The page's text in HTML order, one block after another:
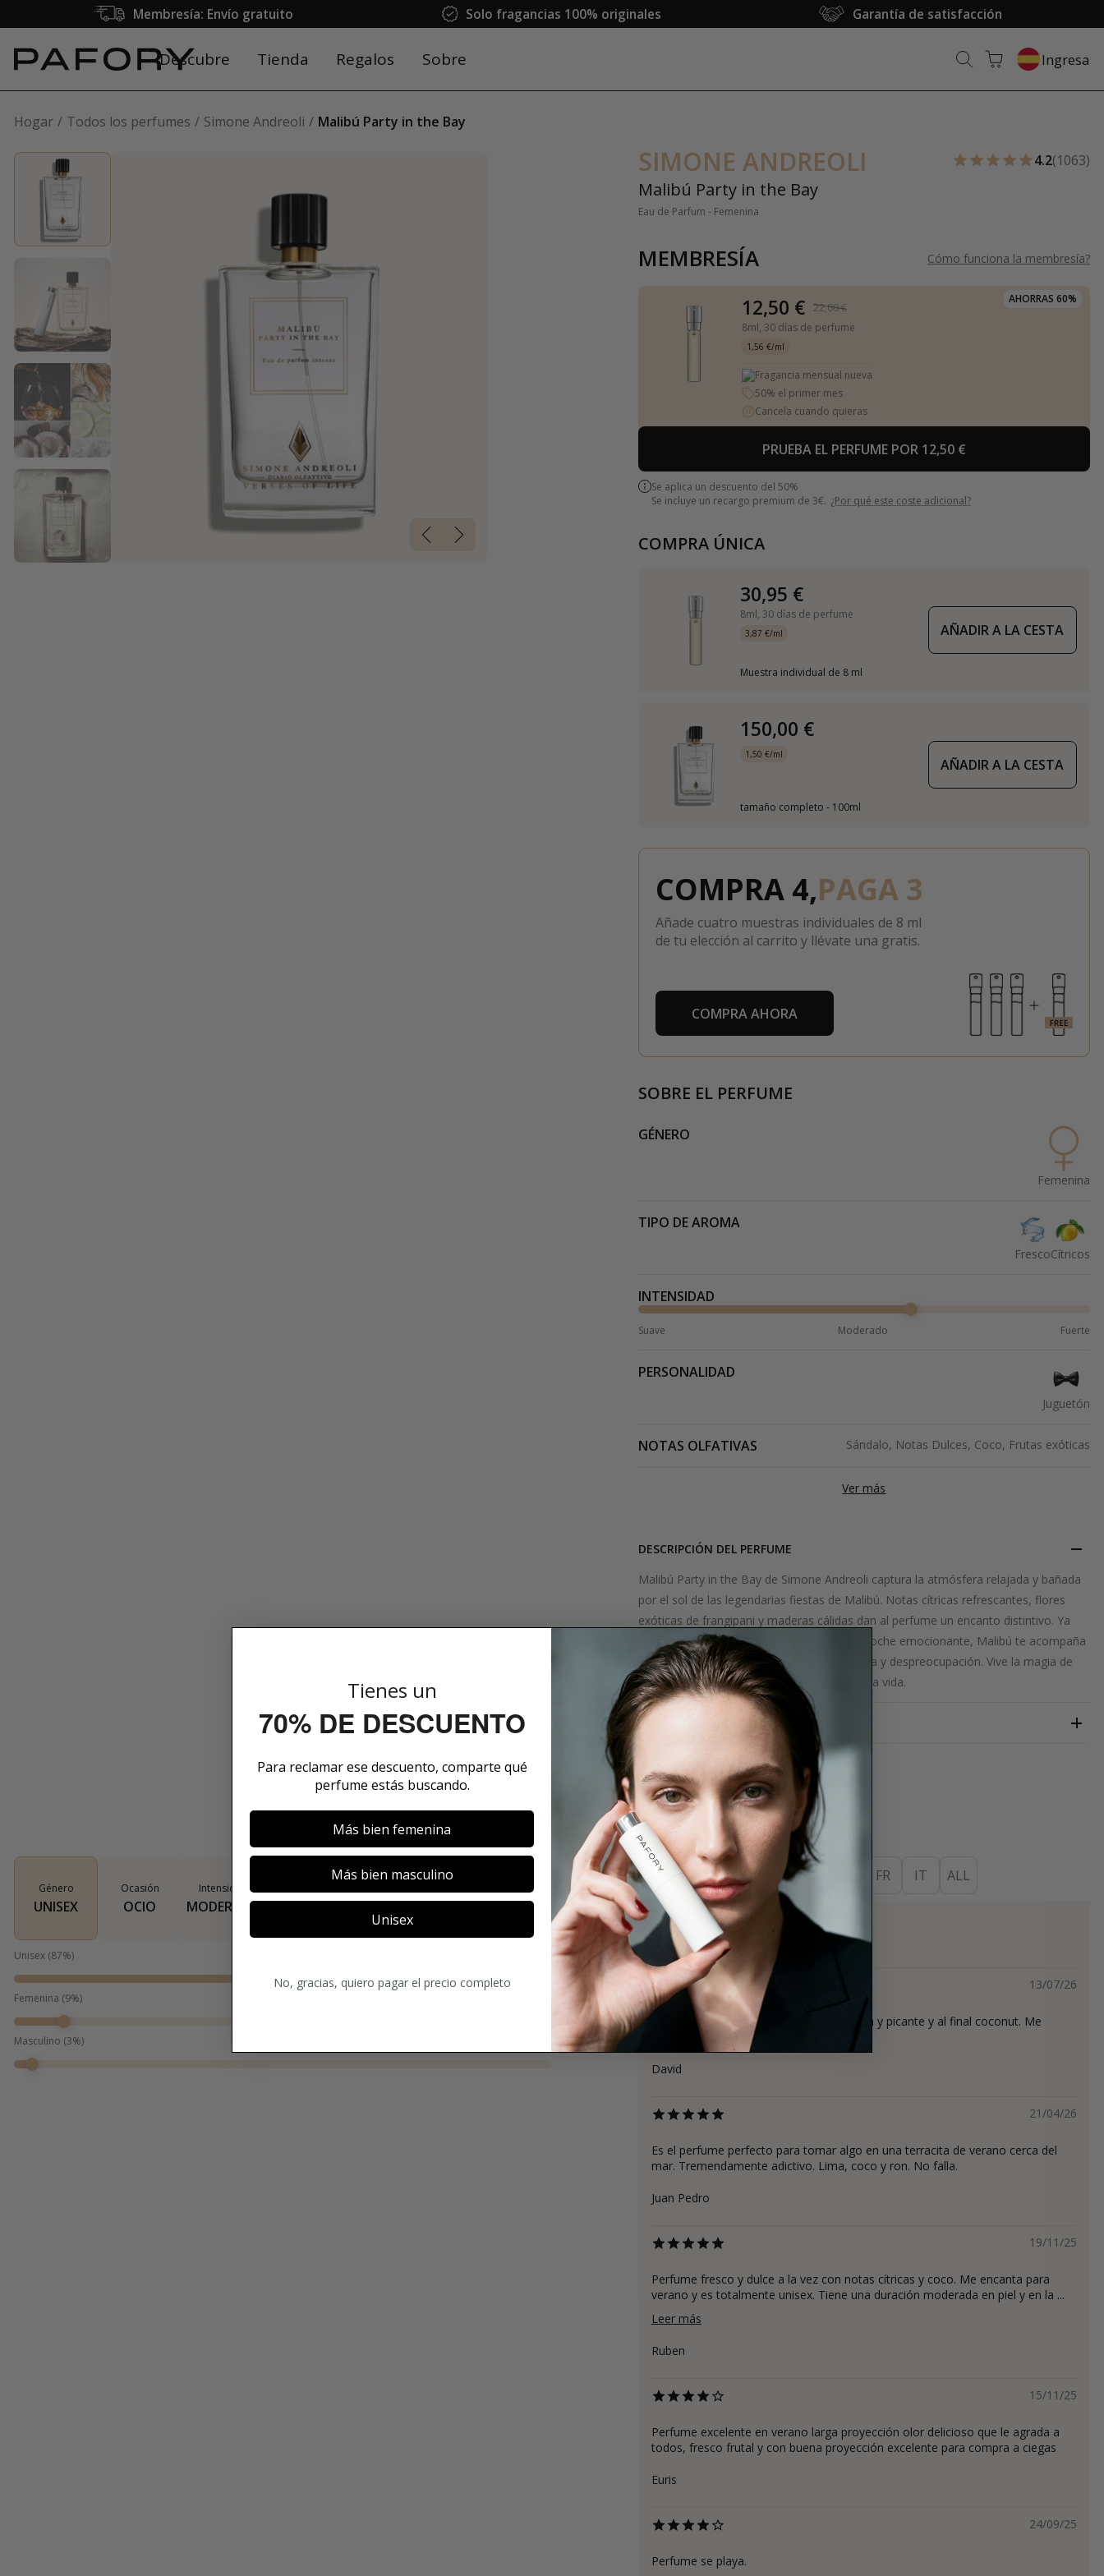
Membresía: Envío gratuito Solo fragancias 100% originales Garantía de satisfacción
Descubre Tienda Regalos Sobre Ingresa
Hogar Todos los perfumes Simone Andreoli Malibú Party in the Bay
SIMONE ANDREOLI
Malibú Party in the Bay
Eau de Parfum - Femenina
4.2(1063)
MEMBRESÍA Cómo funciona la membresía?
AHORRAS 60%
12,50 €
22,00 €
8ml, 30 días de perfume
1,56 €/ml
Fragancia mensual nueva
50% el primer mes
Cancela cuando quieras
PRUEBA EL PERFUME POR 12,50 €
Se aplica un descuento del 50%
Se incluye un recargo premium de 3€. ¿Por qué este coste adicional?
COMPRA ÚNICA
30,95 €
8ml, 30 días de perfume
3,87 €/ml
Muestra individual de 8 ml
AÑADIR A LA CESTA
150,00 €
1,50 €/ml
tamaño completo - 100ml
AÑADIR A LA CESTA
COMPRA 4,PAGA 3
Añade cuatro muestras individuales de 8 ml
de tu elección al carrito y llévate una gratis.
COMPRA AHORA
SOBRE EL PERFUME
GÉNERO
Femenina
TIPO DE AROMA
FrescoCítricos
INTENSIDAD
Suave Moderado Fuerte
PERSONALIDAD
Juguetón
NOTAS OLFATIVAS Sándalo, Notas Dulces, Coco, Frutas exóticas
Ver más
DESCRIPCIÓN DEL PERFUME
Malibú Party in the Bay de Simone Andreoli captura la atmósfera relajada y bañada
por el sol de las legendarias fiestas de Malibú. Notas cítricas refrescantes, flores
exóticas de frangipani y maderas cálidas dan al perfume un encanto distintivo. Ya
sea para un día relajado en la playa o una noche emocionante, Malibú te acompaña
con estilo, otorgándote una aura de frescura y despreocupación. Vive la magia de
las "Fiestas en la Bahía" - una oda a la buena vida.
SOBRE LA MARCA SIMONE ANDREOLI
COMENTARIOS
Género
UNISEX
Ocasión
OCIO
Intensidad
MODERADO CÍTRICOS
Unisex (87%)
Femenina (9%)
Masculino (3%)
EN FR IT ALL
4.2
1063 Comentarios
13/07/26
Un perfume intenso al principio entre lima y picante y al final coconut. Me
esperaba mayor duración.
David
21/04/26
Es el perfume perfecto para tomar algo en una terracita de verano cerca del
mar. Tremendamente adictivo. Lima, coco y ron. No falla.
Juan Pedro
19/11/25
Perfume fresco y dulce a la vez con notas cítricas y coco. Me encanta para
verano y es totalmente unisex. Tiene una duración moderada en piel y en la ...
Leer más
Ruben
15/11/25
Perfume excelente en verano larga proyección olor delicioso que le agrada a
todos, fresco frutal y con buena proyección excelente para compra a ciegas
Euris
24/09/25
Perfume se playa.
Tienes un
70% DE DESCUENTO
Para reclamar ese descuento, comparte qué
perfume estás buscando.
Más bien femenina
Más bien masculino
Unisex
No, gracias, quiero pagar el precio completo